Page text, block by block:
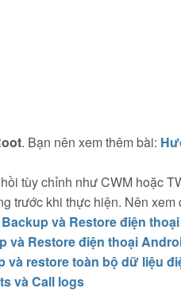
. Bạn nên xem thêm bài:
tùy chỉnh như CWM hoặc
trước khi thực hiện. Nên xem
và Restore điện
và Restore điện thoại
và restore toàn bộ dữ liệu
và Call logs